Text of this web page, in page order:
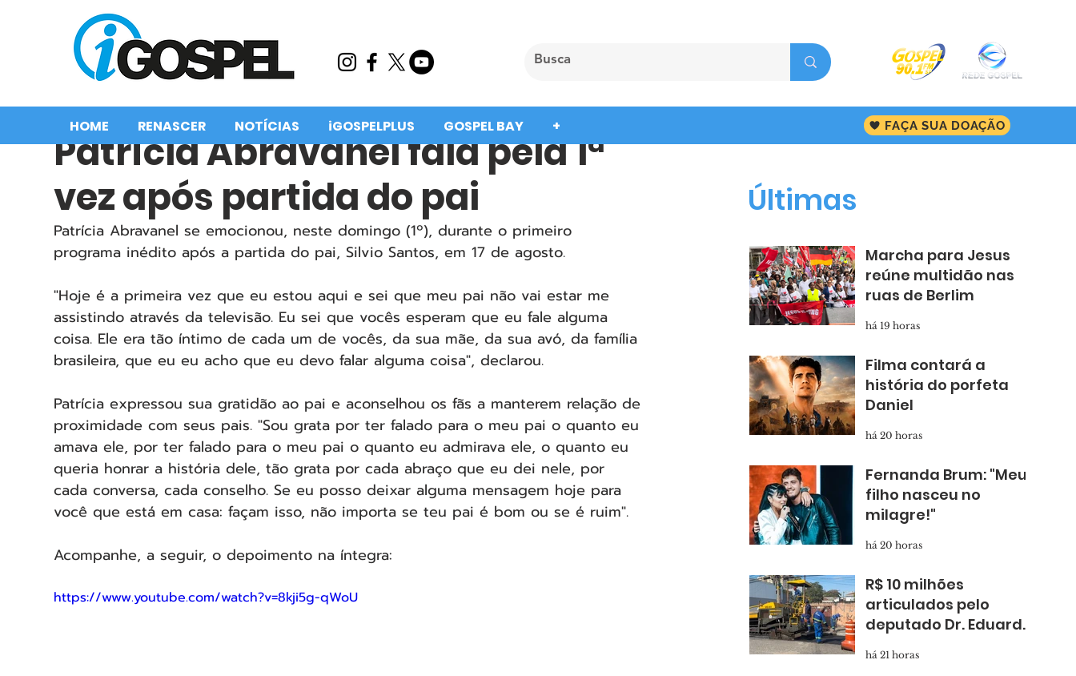
HOME RENASCER NOTÍCIAS iGOSPELPLUS GOSPEL BAY + FAÇA SUA DOAÇÃO
Patrícia Abravanel fala pela 1ª
vez após partida do pai
Patrícia Abravanel se emocionou, neste domingo (1º), durante o primeiro
programa inédito após a partida do pai, Silvio Santos, em 17 de agosto.
"Hoje é a primeira vez que eu estou aqui e sei que meu pai não vai estar me
assistindo através da televisão. Eu sei que vocês esperam que eu fale alguma
coisa. Ele era tão íntimo de cada um de vocês, da sua mãe, da sua avó, da família
brasileira, que eu eu acho que eu devo falar alguma coisa", declarou.
Patrícia expressou sua gratidão ao pai e aconselhou os fãs a manterem relação de
proximidade com seus pais. "Sou grata por ter falado para o meu pai o quanto eu
amava ele, por ter falado para o meu pai o quanto eu admirava ele, o quanto eu
queria honrar a história dele, tão grata por cada abraço que eu dei nele, por
cada conversa, cada conselho. Se eu posso deixar alguma mensagem hoje para
você que está em casa: façam isso, não importa se teu pai é bom ou se é ruim".
Acompanhe, a seguir, o depoimento na íntegra:
https://www.youtube.com/watch?v=8kji5g-qWoU
Marcha para Jesus
reúne multidão nas
ruas de Berlim
há 19 horas
Filma contará a
história do porfeta
Daniel
há 20 horas
Fernanda Brum: "Meu
filho nasceu no
milagre!"
há 20 horas
R$ 10 milhões
articulados pelo
deputado Dr. Eduardo
asfalto novo para
há 21 horas
Últimas